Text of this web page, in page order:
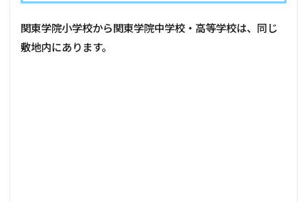
関東学院小学校から関東学院中学校・高等学校は、同じ
敷地内にあります。